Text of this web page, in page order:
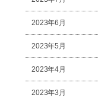
2023年6月
2023年5月
2023年4月
2023年3月